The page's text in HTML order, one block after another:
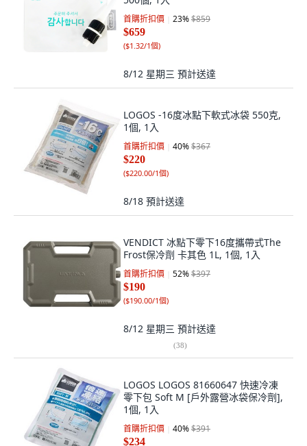
首購折扣價 23%$859
$659
($1.32/1個)
8/12 星期三 預計送達
LOGOS -16度冰點下軟式冰袋 550克,
1個, 1入
首購折扣價 40%$367
$220
($220.00/1個)
8/18 預計送達
VENDICT 冰點下零下16度攜帶式The
Frost保冷劑 卡其色 1L, 1個, 1入
首購折扣價 52%$397
$190
($190.00/1個)
8/12 星期三 預計送達
(38)
LOGOS LOGOS 81660647 快速冷凍
零下包 Soft M [戶外露營冰袋保冷劑],
1個, 1入
首購折扣價 40%$391
$234